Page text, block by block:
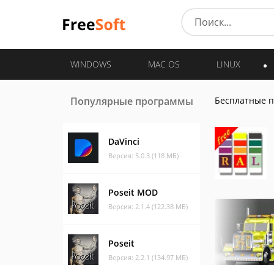
WINDOWS MAC OS LINUX
Популярные программы
DaVinci
Версия: 5.0.3 (118 МБ)
Poseit MOD
Версия: 2.1.4 (122.38 МБ)
Poseit
Версия: 2.2.1 (134.97 МБ)
Бесплатные